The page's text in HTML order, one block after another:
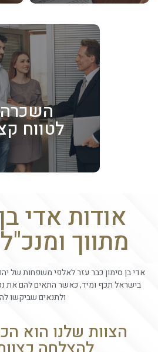
השכרה
לטווח
אודות אדי
מתווך
אדי בן סימון כבר עזר לאלפי משפחות של
בישראל תכף ומיד, כאשר התאים להם את
ולתנאים שביקשו
הצוות שלנו הוא